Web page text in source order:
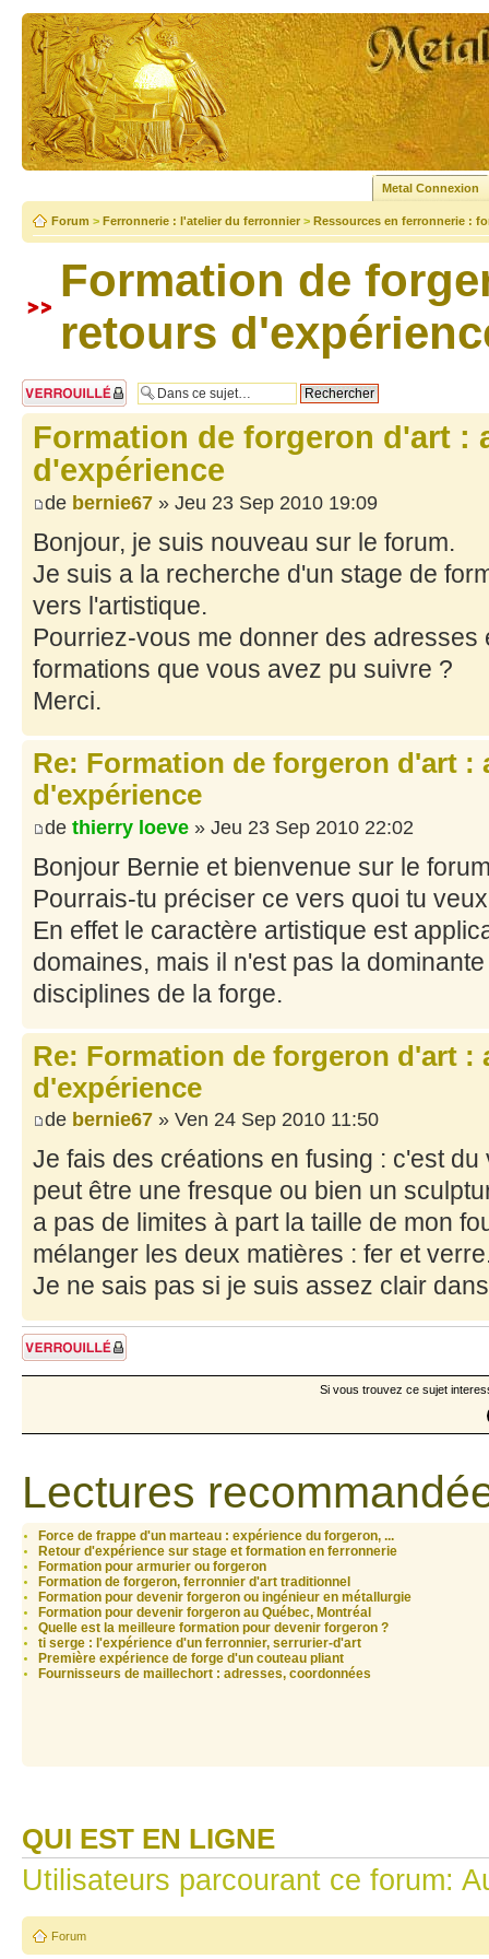
Metal Connexion
Forum > Ferronnerie : l'atelier du ferronnier > Ressources en ferronnerie :
Formation de
retours
Sujet verrouillé
Formation de forgeron d'art :
d'expérience
de bernie67 » Jeu 23 Sep 2010 19:09
Bonjour, je suis nouveau sur le forum.
Je suis a la recherche d'un stage de
vers l'artistique.
Pourriez-vous me donner des
formations que vous avez pu suivre ?
Merci.
Re: Formation de forgeron d'art :
d'expérience
de thierry loeve » Jeu 23 Sep 2010 22:02
Bonjour Bernie et bienvenue sur le
Pourrais-tu préciser ce vers quoi tu
En effet le caractère artistique est
domaines, mais il n'est pas la
disciplines de la forge.
Re: Formation de forgeron d'art :
d'expérience
de bernie67 » Ven 24 Sep 2010 11:50
Je fais des créations en fusing : c'est
peut être une fresque ou bien un
a pas de limites à part la taille de mon
mélanger les deux matières : fer et
Je ne sais pas si je suis assez clair
Sujet verrouillé
Si vous trouvez ce sujet
Lectures
Force de frappe d'un marteau : expérience du forgeron, ...
Retour d'expérience sur stage et formation en ferronnerie
Formation pour armurier ou forgeron
Formation de forgeron, ferronnier d'art traditionnel
Formation pour devenir forgeron ou ingénieur en métallurgie
Formation pour devenir forgeron au Québec, Montréal
Quelle est la meilleure formation pour devenir forgeron ?
ti serge : l'expérience d'un ferronnier, serrurier-d'art
Première expérience de forge d'un couteau pliant
Fournisseurs de maillechort : adresses, coordonnées
QUI EST EN LIGNE
Utilisateurs parcourant ce forum:
Forum